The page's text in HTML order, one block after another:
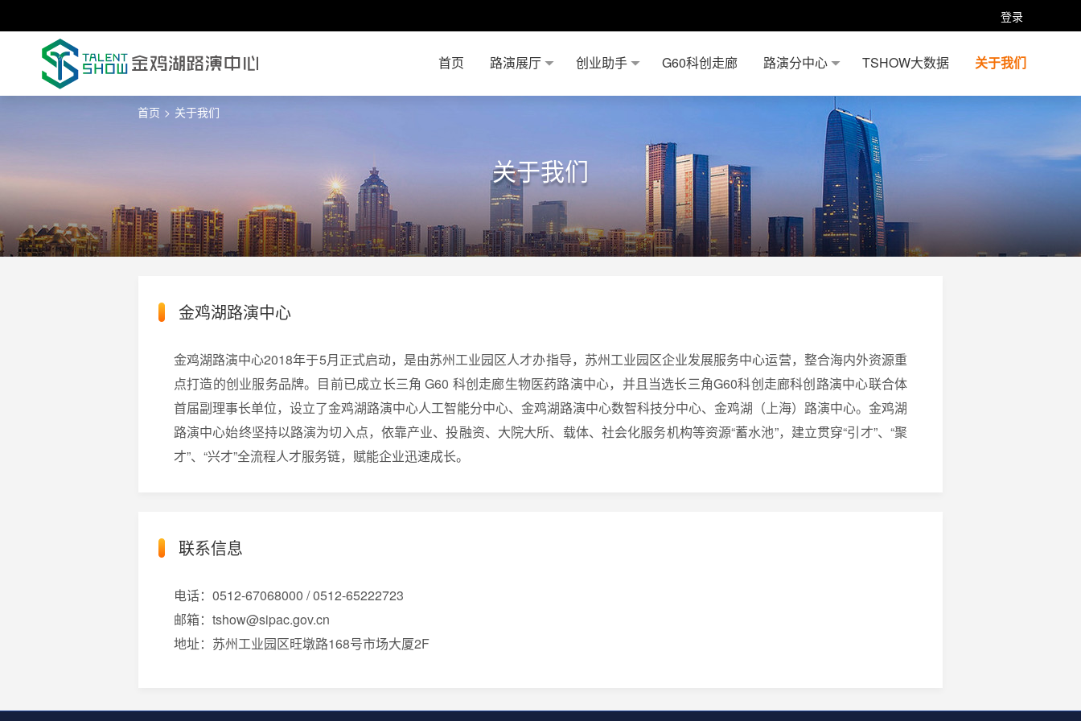
登录
首页 路演展厅 创业助手 G60科创走廊 路演分中心 TSHOW大数据 关于我们
首页 > 关于我们
关于我们
金鸡湖路演中心
金鸡湖路演中心2018年于5月正式启动，是由苏州工业园区人才办指导，苏州工业园区企业发展服务中心运营，整合海内外资源重
点打造的创业服务品牌。目前已成立长三角 G60 科创走廊生物医药路演中心，并且当选长三角G60科创走廊科创路演中心联合体
首届副理事长单位，设立了金鸡湖路演中心人工智能分中心、金鸡湖路演中心数智科技分中心、金鸡湖（上海）路演中心。金鸡湖
路演中心始终坚持以路演为切入点，依靠产业、投融资、大院大所、载体、社会化服务机构等资源“蓄水池”，建立贯穿“引才”、“聚
才”、“兴才”全流程人才服务链，赋能企业迅速成长。
联系信息
电话：0512-67068000 / 0512-65222723
邮箱：tshow@sipac.gov.cn
地址：苏州工业园区旺墩路168号市场大厦2F